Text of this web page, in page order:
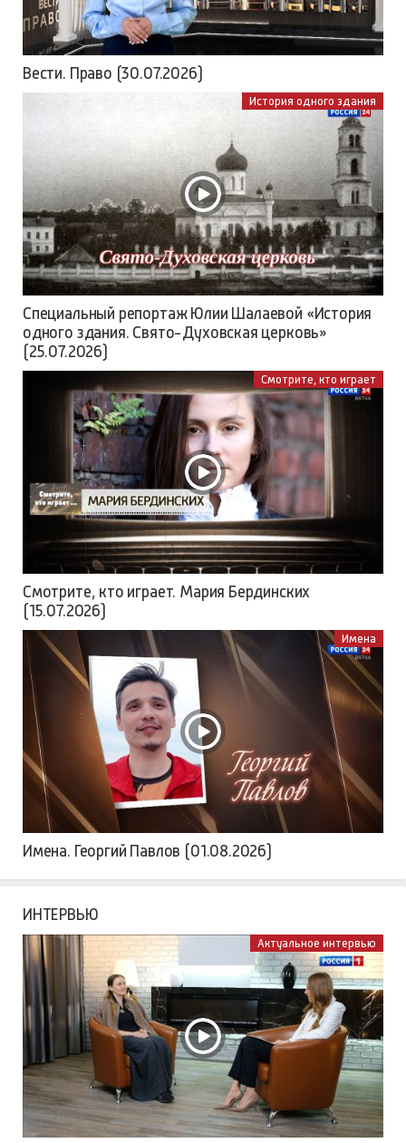
Вести. Право (30.07.2026)
История одного здания
Специальный репортаж Юлии Шалаевой «История
одного здания. Свято-Духовская церковь»
(25.07.2026)
Смотрите, кто играет
Смотрите, кто играет. Мария Бердинских
(15.07.2026)
Имена
Имена. Георгий Павлов (01.08.2026)
ИНТЕРВЬЮ
Актуальное интервью